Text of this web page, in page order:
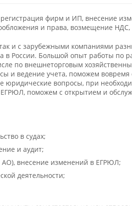
регистрация фирм и ИП, внесение
и права, возмещение
и с зарубежными компаниями
в России. Большой опыт работы по
по внешнеторговым
и ведение учета, поможем вовремя
юридические вопросы, при
поможем с открытием и
в судах;
и аудит;
внесение изменений в ЕГРЮЛ;
деятельности;